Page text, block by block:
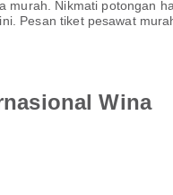
murah. Nikmati potongan
Pesan tiket pesawat
Wina